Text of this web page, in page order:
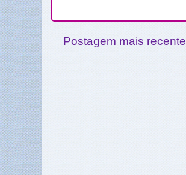
Postagem mais recente